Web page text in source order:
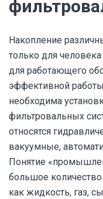
Накопление
только для
для работающего
эффективной
необходима
фильтровальных
относятся
вакуумные,
Понятие
большое
как жидкость, газ,